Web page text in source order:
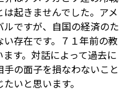
起きませんでした。アメ
ですが、自国の経済のた
存在です。７１年前の教
す。対話によって過去に
の面子を損なわないこと
いと思います。